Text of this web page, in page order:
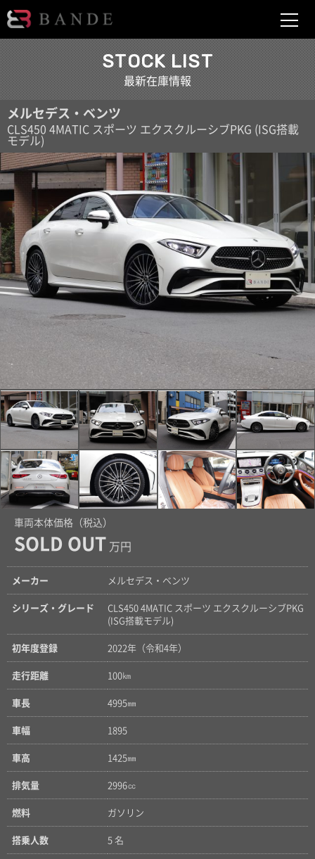
STOCK LIST
最新在庫情報
メルセデス・ベンツ
CLS450 4MATIC スポーツ エクスクルーシブPKG (ISG搭載
モデル)
車両本体価格（税込）
SOLD OUT 万円
メーカー メルセデス・ベンツ
シリーズ・グレード
CLS450 4MATIC スポーツ エクスクルーシブPKG
(ISG搭載モデル)
初年度登録 2022年（令和4年）
走行距離 100㎞
車長 4995㎜
車幅 1895
車高 1425㎜
排気量 2996㏄
燃料 ガソリン
搭乗人数 5 名